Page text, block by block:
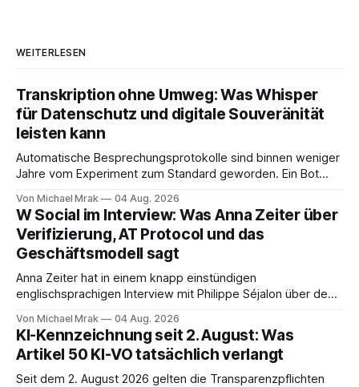
WEITERLESEN
Transkription ohne Umweg: Was Whisper
für Datenschutz und digitale Souveränität
leisten kann
Automatische Besprechungsprotokolle sind binnen weniger
Jahre vom Experiment zum Standard geworden. Ein Bot
Ende eine Zusammenfassung samt Aufgabenliste. Das
funktioniert gut. Die Frage, die regelmäßig untergeht, lautet:
Wo genau liegt das Audio, wer verarbeitet es und unter
welcher Rechtsgrundlage? Es gibt
Von Michael Mrak 04 Aug. 2026
W Social im Interview: Was Anna Zeiter über
Verifizierung, AT Protocol und das
Geschäftsmodell sagt
Anna Zeiter hat in einem knapp einstündigen
englischsprachigen Interview mit Philippe Séjalon über den
über zehn Jahre Datenschutzbeauftragte bei eBay und hat
zum Thema Meinungsfreiheit promoviert. Das Gespräch ist
inhaltlich dichter als die meisten Kurzinterviews zum Thema
und beantwortet einige Fragen,
Von Michael Mrak 04 Aug. 2026
KI-Kennzeichnung seit 2. August: Was
Artikel 50 KI-VO tatsächlich verlangt
Seit dem 2. August 2026 gelten die Transparenzpflichten